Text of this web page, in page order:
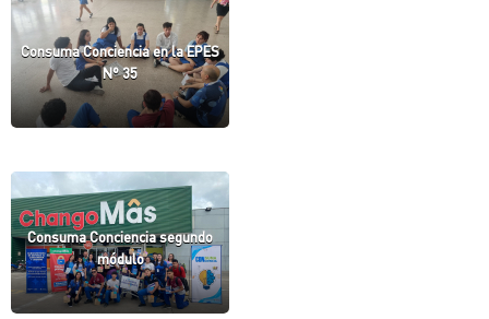
Consuma Conciencia en la EPES
N° 35
Consuma Conciencia segundo
módulo